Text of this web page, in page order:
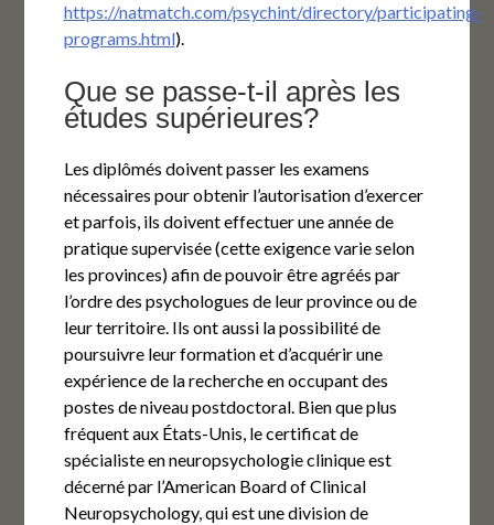
https://natmatch.com/psychint/directory/participating-
programs.html).
Que se passe-t-il après les
études supérieures?
Les diplômés doivent passer les examens
nécessaires pour obtenir l’autorisation d’exercer
et parfois, ils doivent effectuer une année de
pratique supervisée (cette exigence varie selon
les provinces) afin de pouvoir être agréés par
l’ordre des psychologues de leur province ou de
leur territoire. Ils ont aussi la possibilité de
poursuivre leur formation et d’acquérir une
expérience de la recherche en occupant des
postes de niveau postdoctoral. Bien que plus
fréquent aux États-Unis, le certificat de
spécialiste en neuropsychologie clinique est
décerné par l’American Board of Clinical
Neuropsychology, qui est une division de